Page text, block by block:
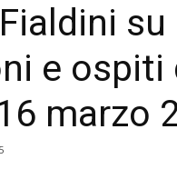
su
e ospiti
marzo